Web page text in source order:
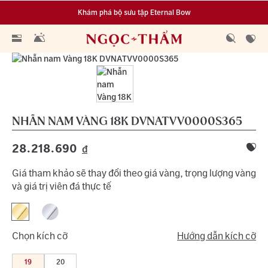
Khám phá bộ sưu tập Eternal Bow
Đa dạng lựa chọn tích luỹ từ 0.1 chỉ vàng 999.9
NHẪN NAM VÀNG 18K DVNATVV0000S365
28.218.690 đ
Giá tham khảo sẽ thay đổi theo giá vàng, trọng lượng vàng
và giá trị viên đá thực tế
Chọn kích cỡ Hướng dẫn kích cỡ
19 20